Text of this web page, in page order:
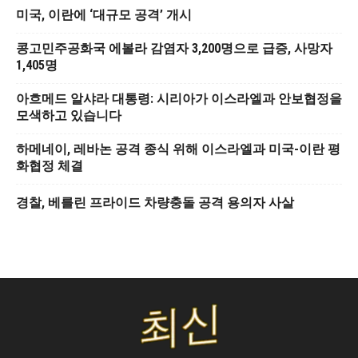
미국, 이란에 ‘대규모 공격’ 개시
콩고민주공화국 에볼라 감염자 3,200명으로 급증, 사망자
1,405명
아흐메드 알샤라 대통령: 시리아가 이스라엘과 안보협정을
모색하고 있습니다
하메네이, 레바논 공격 종식 위해 이스라엘과 미국-이란 평
화협정 체결
경찰, 베를린 프라이드 차량충돌 공격 용의자 사살